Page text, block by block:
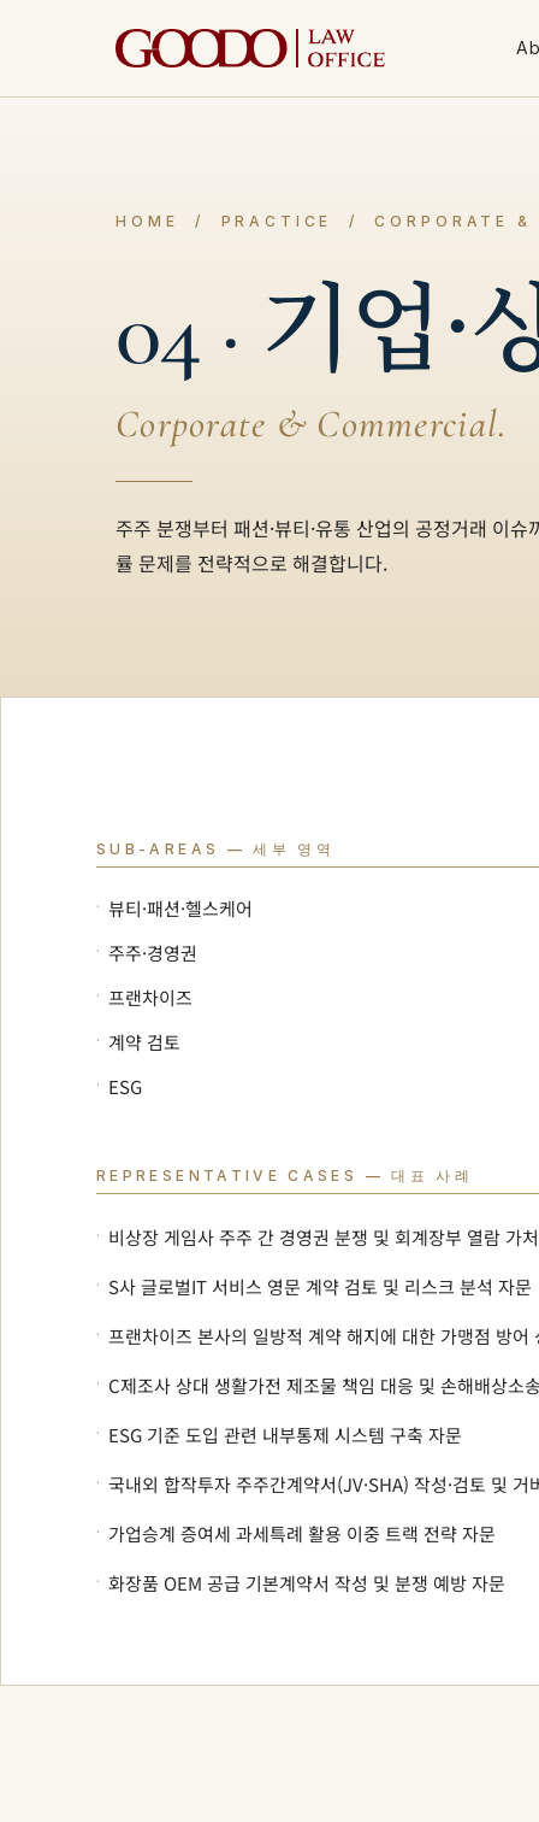
HOME  /  PRACTICE  /  CORPORATE &
04 · 기업·
Corporate & Commercial.
주주 분쟁부터 패션·뷰티·유통 산업의 공정거래 이
률 문제를 전략적으로 해결합니다.
SUB-AREAS — 세부 영역
· 뷰티·패션·헬스케어
· 주주·경영권
· 프랜차이즈
· 계약 검토
· ESG
REPRESENTATIVE CASES — 대표 사례
· 비상장 게임사 주주 간 경영권 분쟁 및 회계장부 열람 가
· S사 글로벌IT 서비스 영문 계약 검토 및 리스크 분석 자문
· 프랜차이즈 본사의 일방적 계약 해지에 대한 가맹점 방어
· C제조사 상대 생활가전 제조물 책임 대응 및 손해배상소
· ESG 기준 도입 관련 내부통제 시스템 구축 자문
· 국내외 합작투자 주주간계약서(JV·SHA) 작성·검토 및 거
· 가업승계 증여세 과세특례 활용 이중 트랙 전략 자문
· 화장품 OEM 공급 기본계약서 작성 및 분쟁 예방 자문